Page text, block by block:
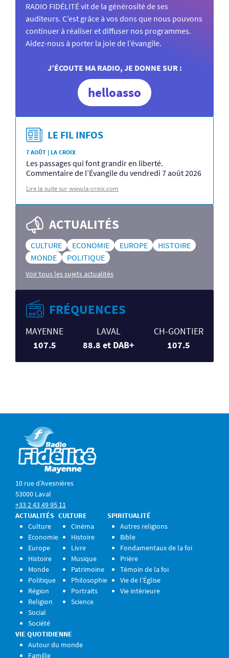
RADIO FIDÉLITÉ vit de la générosité de ses
auditeurs. C’est grâce à vos dons que nous pouvons
continuer à réaliser et diffuser nos programmes.
Aidez-nous à porter la joie de l’évangile.
J’ÉCOUTE MA RADIO, JE DONNE SUR :
helloasso
LE FIL INFOS
7 AOÛT | LA CROIX
Les passages qui font grandir en liberté.
Commentaire de l’Évangile du vendredi 7 août 2026
Lire la suite sur www.la-croix.com
ACTUALITÉS
CULTURE ECONOMIE EUROPE
HISTOIRE
MONDE
POLITIQUE
Voir tous les sujets actualités
FRÉQUENCES
MAYENNE
107.5
LAVAL
88.8 et DAB+
CH-GONTIER
107.5
10 rue d’Avesnières
53000 Laval
+33 2 43 49 95 11
ACTUALITÉS
Culture
Economie
Europe
Histoire
Monde
Politique
Région
Religion
Social
Société
CULTURE
Cinéma
Histoire
Livre
Musique
Patrimoine
Philosophie
Portraits
Science
SPIRITUALITÉ
Autres religions
Bible
Fondamentaux de la foi
Prière
Témoin de la foi
Vie de l’Église
Vie intérieure
VIE QUOTIDIENNE
Autour du monde
Famille